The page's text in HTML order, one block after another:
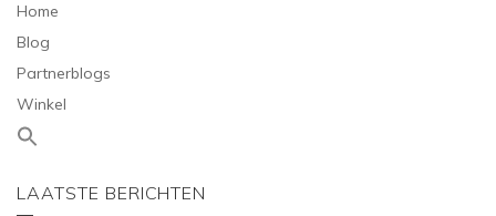
Home
Blog
Partnerblogs
Winkel
LAATSTE BERICHTEN